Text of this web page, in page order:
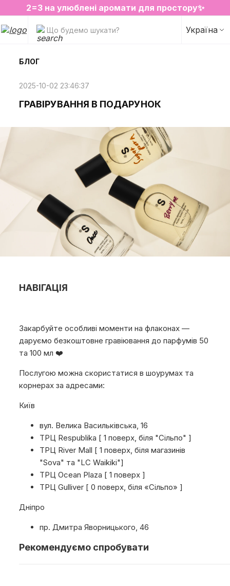
2=3 на улюблені аромати для простору✨
SALE на обрані товари
Що будемо шукати? Україна
БЛОГ
2025-10-02 23:46:37
ГРАВІРУВАННЯ В ПОДАРУНОК
НАВІГАЦІЯ
Закарбуйте особливі моменти на флаконах —
даруємо безкоштовне гравіювання до парфумів 50
та 100 мл ❤️
Послугою можна скористатися в шоурумах та
корнерах за адресами:
Київ
вул. Велика Васильківська, 16
ТРЦ Respublika [ 1 поверх, біля "Сільпо" ]
ТРЦ River Mall [ 1 поверх, біля магазинів
"Sova" та "LC Waikiki"]
ТРЦ Ocean Plaza [ 1 поверх ]
ТРЦ Gulliver [ 0 поверх, біля «Сільпо» ]
Дніпро
пр. Дмитра Яворницького, 46
Рекомендуємо спробувати